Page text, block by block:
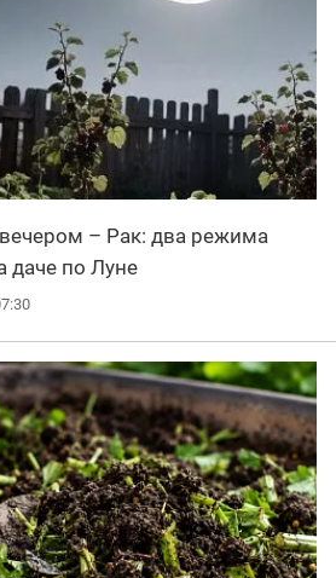
– Рак: два режима
даче по Луне